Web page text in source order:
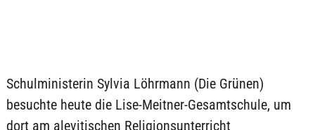
Schulministerin Sylvia Löhrmann (Die Grünen)
besuchte heute die Lise-Meitner-Gesamtschule, um
dort am alevitischen Religionsunterricht